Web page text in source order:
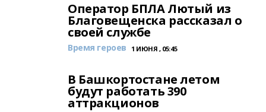
Оператор БПЛА Лютый из
Благовещенска рассказал о
своей службе
Время героев 1 ИЮНЯ , 05:45
В Башкортостане летом
будут работать 390
аттракционов